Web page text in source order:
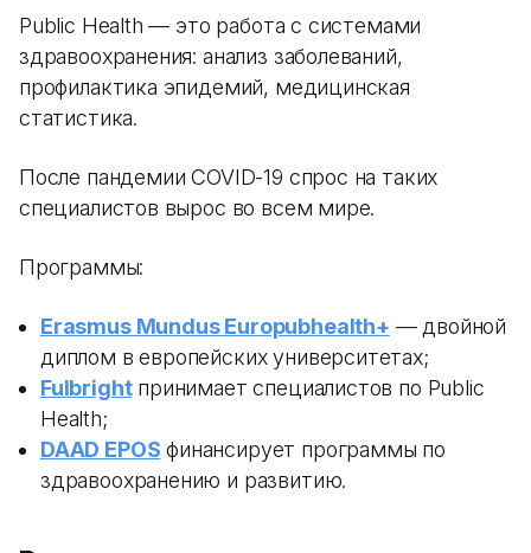
Public Health — это работа с системами
здравоохранения: анализ заболеваний,
профилактика эпидемий, медицинская
статистика.
После пандемии COVID-19 спрос на таких
специалистов вырос во всем мире.
Программы:
Erasmus Mundus Europubhealth+ — двойной
диплом в европейских университетах;
Fulbrightпринимает специалистов по Public
Health;
DAAD EPOS финансирует программы по
здравоохранению и развитию.